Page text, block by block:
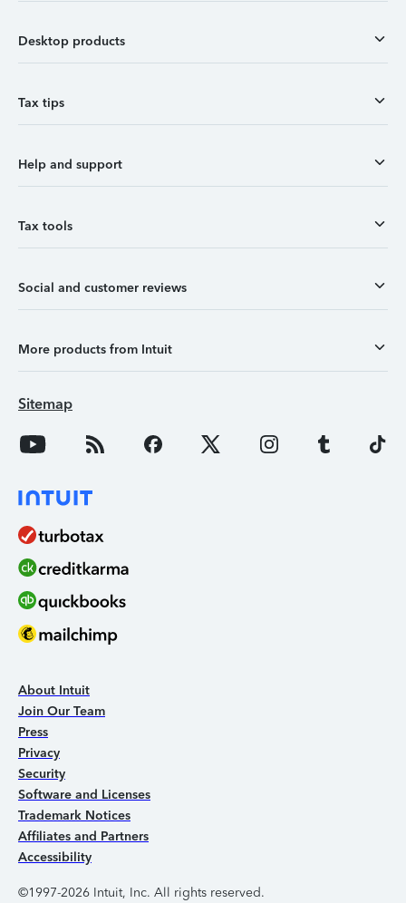
Desktop products
Tax tips
Help and support
Tax tools
Social and customer reviews
More products from Intuit
Sitemap
About Intuit
Join Our Team
Press
Privacy
Security
Software and Licenses
Trademark Notices
Affiliates and Partners
Accessibility
©1997-2026 Intuit, Inc. All rights reserved.